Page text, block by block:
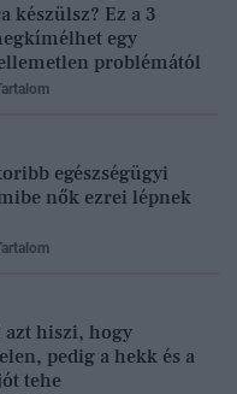
készülsz? Ez a 3
egy
problémától
egészségügyi
nők ezrei lépnek
hiszi, hogy
pedig a hekk és a
tehe